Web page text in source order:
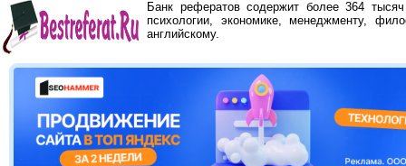
Банк рефератов содержит более 364
психологии, экономике, менеджменту,
английскому.